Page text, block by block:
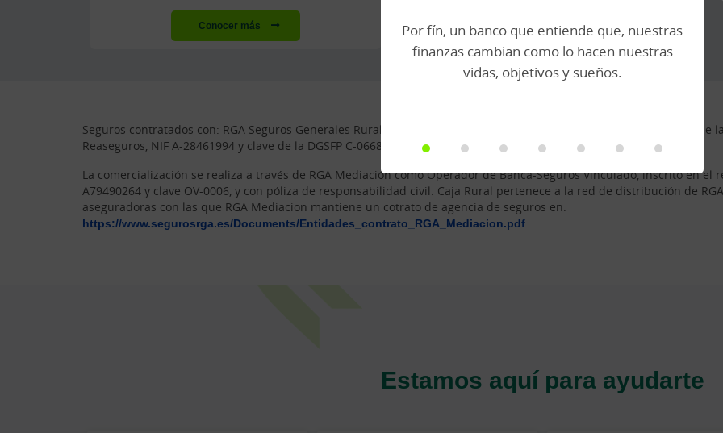
Conocer más Conocer más
Seguros contratados con: RGA Seguros Generales Rural S.A. de Seguros y Reaseguros, con CIF A-78524683 y clave de
Reaseguros, NIF A-28461994 y clave de la DGSFP C-0668.
La comercialización se realiza a través de RGA Mediación como Operador de Banca-Seguros Vinculado, inscrito en el
A79490264 y clave OV-0006, y con póliza de responsabilidad civil. Caja Rural pertenece a la red de distribución de
aseguradoras con las que RGA Mediacion mantiene un cotrato de agencia de seguros en:
https://www.segurosrga.es/Documents/Entidades_contrato_RGA_Mediacion.pdf
Estamos aquí para ayudarte
Por fín, un banco que entiende que, nuestras
finanzas cambian como lo hacen nuestras
vidas, objetivos y sueños.